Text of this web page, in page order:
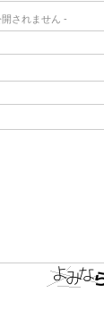
されません -